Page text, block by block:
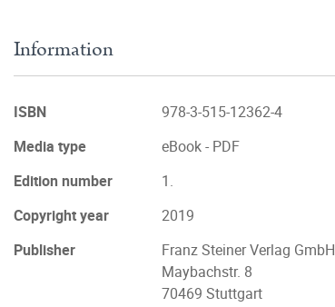
Information
ISBN
978-3-515-12362-4
Media type
eBook - PDF
Edition number
1.
Copyright year
2019
Publisher
Franz Steiner Verlag GmbH
Maybachstr. 8
70469 Stuttgart